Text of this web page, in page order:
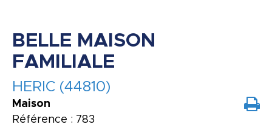
BELLE MAISON
FAMILIALE
HERIC (44810)
Maison
Référence : 783